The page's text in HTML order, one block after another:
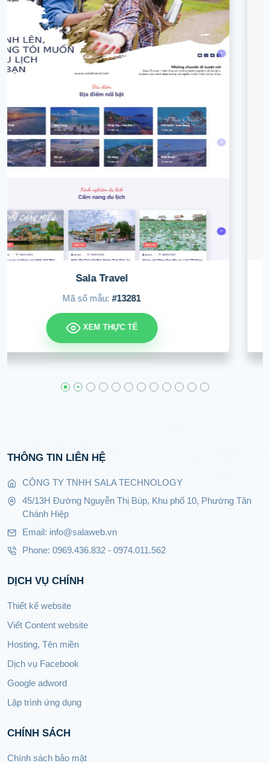
THÔNG TIN LIÊN HỆ
CÔNG TY TNHH SALA TECHNOLOGY
45/13H Đường Nguyễn Thị Búp, Khu phố 10, Phường Tân
Chánh Hiệp
Email: info@salaweb.vn
Phone: 0969.436.832 - 0974.011.562
DỊCH VỤ CHÍNH
Thiết kế website
Viết Content website
Hosting, Tên miền
Dịch vụ Facebook
Google adword
Lập trình ứng dụng
CHÍNH SÁCH
Chính sách bảo mật